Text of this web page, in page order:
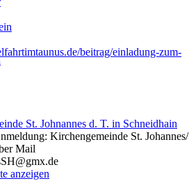
beitrag/einladung-zum-
St. Johnannes d. T. in Schneidhain
Kirchengemeinde St. Johannes/
Mail
anzeigen